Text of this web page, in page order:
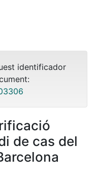
identificador
de cas del